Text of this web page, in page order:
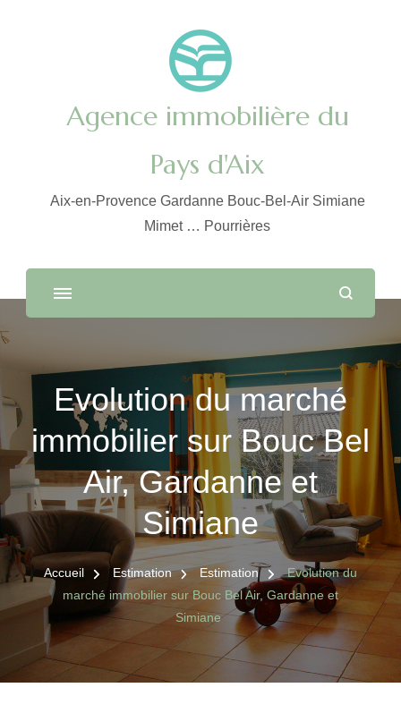
Agence immobilière du
Pays d'Aix
Aix-en-Provence Gardanne Bouc-Bel-Air Simiane
Mimet … Pourrières
Evolution du marché
immobilier sur Bouc Bel
Air, Gardanne et
Simiane
Accueil Estimation Estimation
Evolution du
marché immobilier sur Bouc Bel Air, Gardanne et
Simiane